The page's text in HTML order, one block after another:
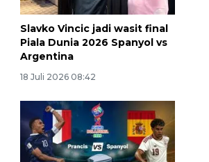
Slavko Vincic jadi wasit final
Piala Dunia 2026 Spanyol vs
Argentina
18 Juli 2026 08:42